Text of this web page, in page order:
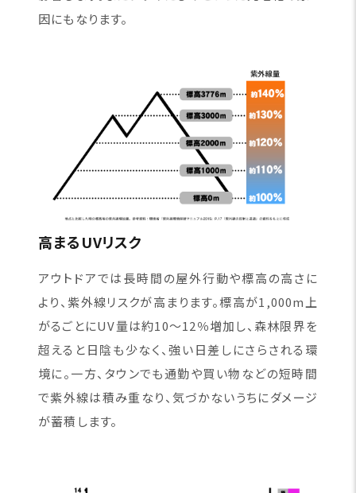
因にもなります。
高まるUVリスク
アウトドアでは長時間の屋外行動や標高の高さに
より、紫外線リスクが高まります。標高が1,000m上
がるごとにUV量は約10〜12％増加し、森林限界を
超えると日陰も少なく、強い日差しにさらされる環
境に。一方、タウンでも通勤や買い物などの短時間
で紫外線は積み重なり、気づかないうちにダメージ
が蓄積します。